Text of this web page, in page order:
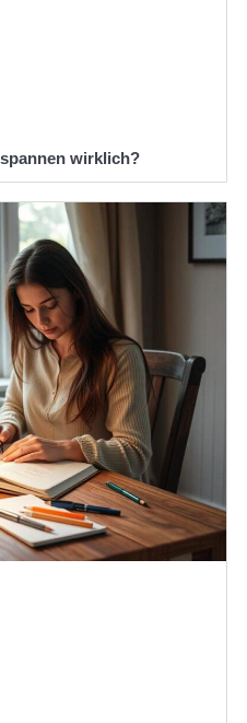
wirklich?